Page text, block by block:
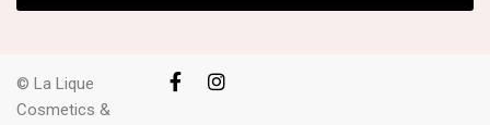
© La Lique
Cosmetics &